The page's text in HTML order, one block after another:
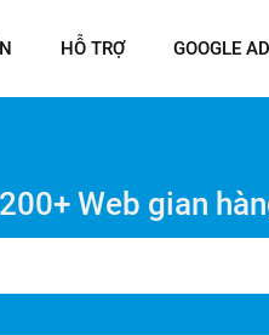
HỖ TRỢ GOOGLE
Web gian